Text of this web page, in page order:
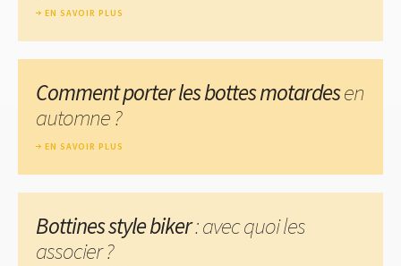
EN SAVOIR PLUS
Comment porter les bottes motardesen
automne ?
EN SAVOIR PLUS
Bottines style biker: avec quoi les
associer ?